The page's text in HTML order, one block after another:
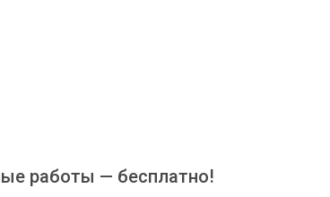
работы — бесплатно!